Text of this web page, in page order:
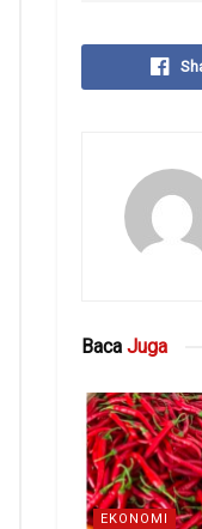
Baca Juga
EKONOMI